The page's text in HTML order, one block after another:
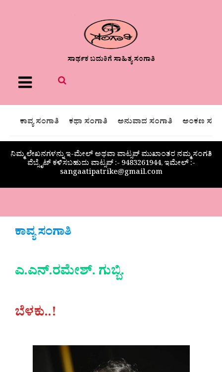
ಸಾರ್ಥಕ ಬದುಕಿಗೆ ಸಾಹಿತ್ಯ ಸಂಗಾತಿ
Menu
ಕಾವ್ಯ ಸಂಗಾತಿ ಕಥಾ ಸಂಗಾತಿ ಅನುವಾದ ಸಂಗಾತಿ ಅಂಕಣ
ನಿಮ್ಮ ಲೇಖನಗಳನ್ನು ಇ-ಮೇಲ್ ಅಥವಾ ವಾಟ್ಸಪ್ ಮುಖಾಂತರ ನಮ್ಮ ಸಂಗತಿ
ವೆಬ್ಸೈಟ್ ಕಳಿಸಬಹುದು ವಾಟ್ಸಪ್‌ :- 9483261944, ಇಮೇಲ್ :-
sangaatipatrike@gmail.com
ಕಾವ್ಯ ಸಂಗಾತಿ
ಎ.ಎನ್.ರಮೇಶ್. ಗುಬ್ಬಿ.
ಬೆಳಕು..!